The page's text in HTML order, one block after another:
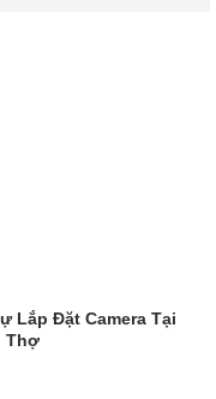
Lắp Đặt Camera Tại
Thợ